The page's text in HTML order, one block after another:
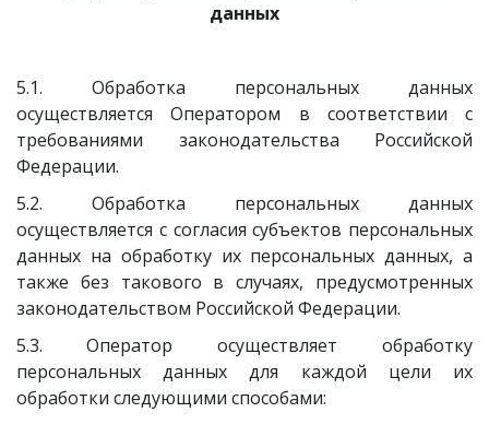
данных
5.1. Обработка персональных данных
осуществляется Оператором в соответствии с
требованиями законодательства Российской
Федерации.
5.2. Обработка персональных данных
осуществляется с согласия субъектов персональных
данных на обработку их персональных данных, а
также без такового в случаях, предусмотренных
законодательством Российской Федерации.
5.3. Оператор осуществляет обработку
персональных данных для каждой цели их
обработки следующими способами: